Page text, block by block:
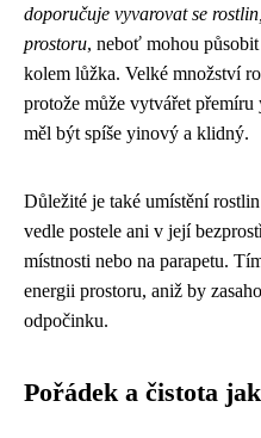
doporučuje vyvarovat se
prostoru, neboť mohou
kolem lůžka. Velké množství
protože může vytvářet
měl být spíše yinový a klidný.
Důležité je také umístění
vedle postele ani v její
místnosti nebo na parapetu.
energii prostoru, aniž by
odpočinku.
Pořádek a čistota